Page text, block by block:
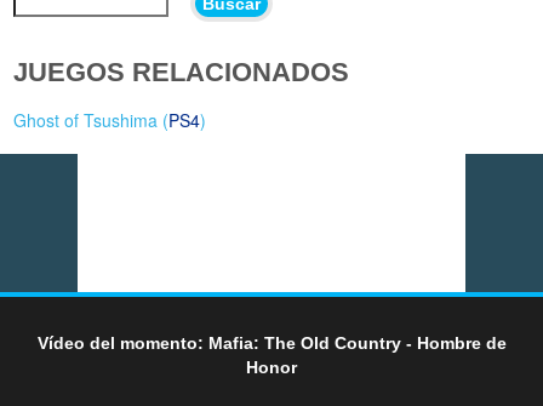
JUEGOS RELACIONADOS
Ghost of Tsushima (PS4)
Vídeo del momento: Mafia: The Old Country - Hombre de
Honor